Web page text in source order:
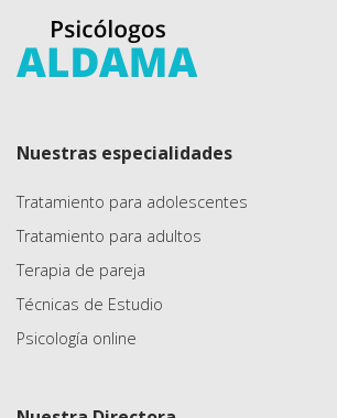
Nuestras especialidades
Tratamiento para adolescentes
Tratamiento para adultos
Terapia de pareja
Técnicas de Estudio
Psicología online